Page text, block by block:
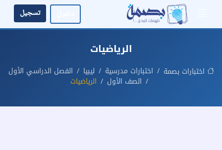
تسجيل
الرياضيات
اختبارات بصمة اختبارات مدرسية ليبيا
الفصل الدراسي الأول
الصف الأول
الرياضيات